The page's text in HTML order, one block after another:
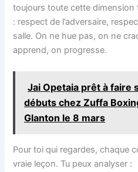
toujours toute cette dimension
: respect de l’adversaire,
salle. On ne hue pas, on ne
apprend, on progresse.
Jai Opetaia prêt à faire
débuts chez Zuffa
Glanton le 8 mars
Pour toi qui regardes, chaque
vraie leçon. Tu peux analyser :